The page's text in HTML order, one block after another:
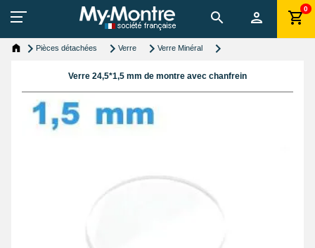
0
Pièces détachées Verre Verre Minéral
Verre 24,5*1,5 mm de montre avec chanfrein